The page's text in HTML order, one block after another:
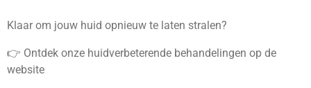
Klaar om jouw huid opnieuw te laten stralen?
👉 Ontdek onze huidverbeterende behandelingen op de
website